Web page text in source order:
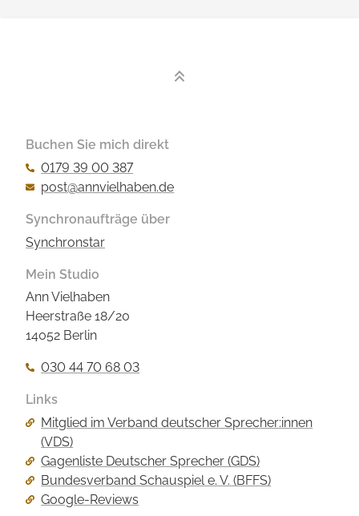
Buchen Sie mich direkt
0179 39 00 387
post@annvielhaben.de
Synchronaufträge über
Synchronstar
Mein Studio
Ann Vielhaben
Heerstraße 18/20
14052 Berlin
030 44 70 68 03
Links
Navigation
überspringen
Mitglied im Verband deutscher Sprecher:innen
(VDS)
Gagenliste Deutscher Sprecher (GDS)
Bundesverband Schauspiel e. V. (BFFS)
Google-Reviews